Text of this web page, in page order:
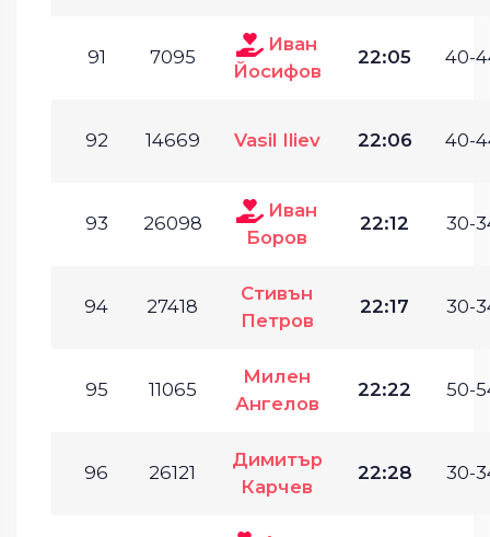
91 7095
Иван
Йосифов
22:05 40-
92 14669 Vasil Iliev 22:06 40-
93 26098
Иван
Боров
22:12 30-
94 27418
Стивън
Петров
22:17 30-
95 11065
Милен
Ангелов
22:22 50-
96 26121
Димитър
Карчев
22:28 30-